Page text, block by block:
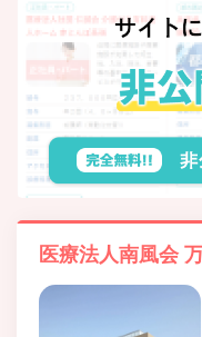
医療法人南風会